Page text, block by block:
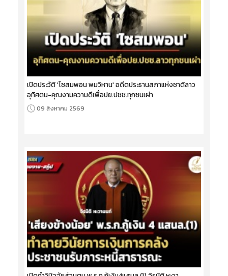
เปิดประวัติ 'ไซสมพอน พมวิหาน' อดีตประธานสภาแห่งชาติลาว
อุทิศตน-คุณงามความดีเพื่อปย.ปชช.ทุกชนเผ่า
09 สิงหาคม 2569